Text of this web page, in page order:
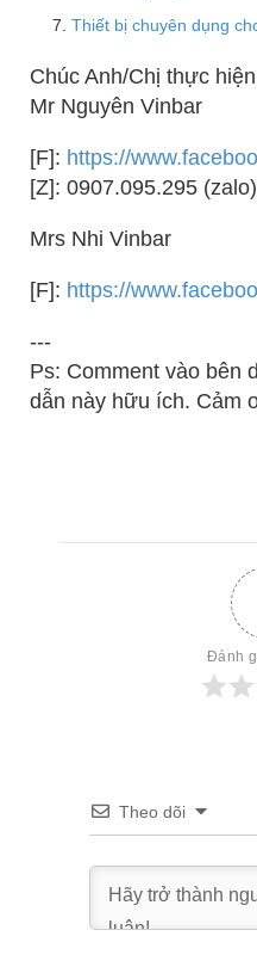
Thiết bị chuyên dụng
Chúc Anh/Chị thực
Mr Nguyên Vinbar
[F]: https://
[Z]: 0907.095.295 (zalo)
Mrs Nhi Vinbar
[F]: https://
---
Ps: Comment vào bên
dẫn này hữu ích. Cảm
Đánh
Theo dõi